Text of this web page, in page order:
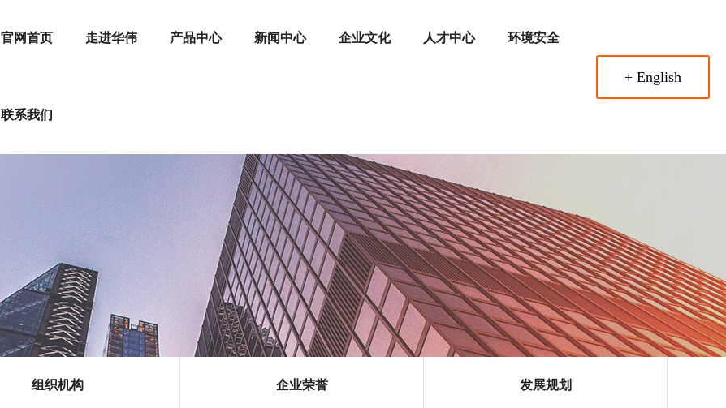
官网首页 走进华伟 产品中心 新闻中心 企业文化 人才中心 环境安全
联系我们
+ English
组织机构 企业荣誉 发展规划